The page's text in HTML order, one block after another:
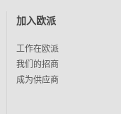
加入欧派
工作在欧派
我们的招商
成为供应商